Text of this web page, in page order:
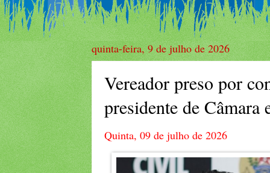
quinta-feira, 9 de julho de 2026
Vereador preso por
presidente de Câmara
Quinta, 09 de julho de 2026